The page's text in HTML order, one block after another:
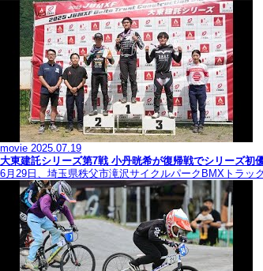
movie 2025.07.19
大東建託シリーズ第7戦 ⼩丹晄希が復帰戦でシリーズ初
6月29日、埼玉県秩父市滝沢サイクルパークBMXトラッ